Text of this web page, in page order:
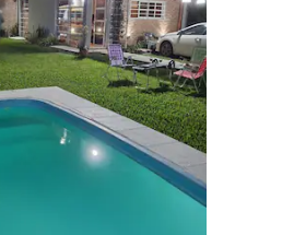
de 5, 5 avaliações